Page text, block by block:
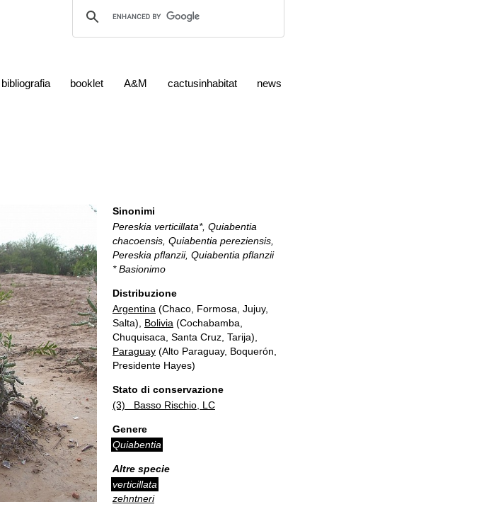
bibliografia booklet A&M cactusinhabitat news
Sinonimi
Pereskia verticillata*, Quiabentia
chacoensis, Quiabentia pereziensis,
Pereskia pflanzii, Quiabentia pflanzii
* Basionimo
Distribuzione
Argentina (Chaco, Formosa, Jujuy,
Salta), Bolivia (Cochabamba,
Chuquisaca, Santa Cruz, Tarija),
Paraguay (Alto Paraguay, Boquerón,
Presidente Hayes)
Stato di conservazione
(3) Basso Rischio, LC
Genere
Quiabentia
Altre specie
verticillata
zehntneri